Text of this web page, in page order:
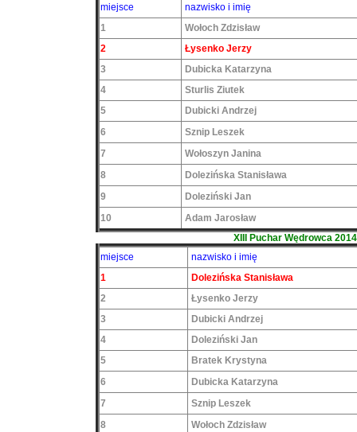
miejsce
nazwisko i imię
1
Wołoch Zdzisław
2
Łysenko Jerzy
3
Dubicka Katarzyna
4
Sturlis Ziutek
5
Dubicki Andrzej
6
Sznip Leszek
7
Wołoszyn Janina
8
Dolezińska Stanisława
9
Doleziński Jan
10
Adam Jarosław
XIII Puchar Wędrowca 2014
miejsce
nazwisko i imię
1
Dolezińska Stanisława
2
Łysenko Jerzy
3
Dubicki Andrzej
4
Doleziński Jan
5
Bratek Krystyna
6
Dubicka Katarzyna
7
Sznip Leszek
8
Wołoch Zdzisław